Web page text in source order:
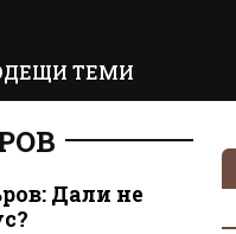
ТЕМИ
Дали не